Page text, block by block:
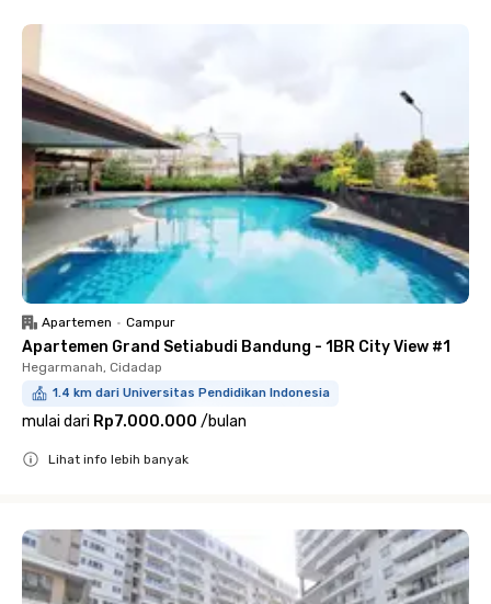
Apartemen • Campur
Apartemen Grand Setiabudi Bandung - 1BR City View #1
Hegarmanah, Cidadap
1.4 km dari Universitas Pendidikan Indonesia
mulai dari Rp7.000.000 /bulan
Lihat info lebih banyak